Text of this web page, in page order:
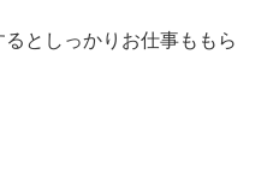
としっかりお仕事ももら